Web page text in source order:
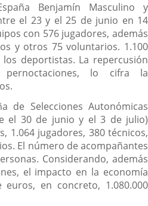
Benjamín Masculino y
el 23 y el 25 de junio en 14
con 576 jugadores, además
y otros 75 voluntarios. 1.100
deportistas. La repercusión
pernoctaciones, lo cifra la
de Selecciones Autonómicas
el 30 de junio y el 3 de julio)
1.064 jugadores, 380 técnicos,
El número de acompañantes
Considerando, además
el impacto en la economía
en concreto, 1.080.000